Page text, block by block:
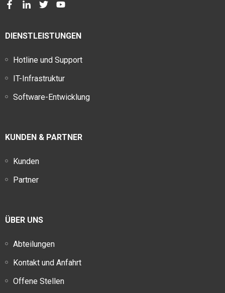
DIENSTLEISTUNGEN
Hotline und Support
IT-Infrastruktur
Software-Entwicklung
KUNDEN & PARTNER
Kunden
Partner
ÜBER UNS
Abteilungen
Kontakt und Anfahrt
Offene Stellen